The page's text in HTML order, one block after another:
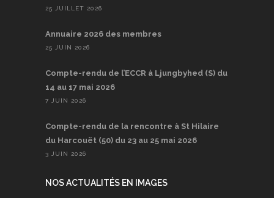
25 JUILLET 2026
Annuaire 2026 des membres
25 JUIN 2026
Compte-rendu de l’ECCR à Ljungbyhed (S) du
14 au 17 mai 2026
7 JUIN 2026
Compte-rendu de la rencontre à St Hilaire
du Harcouët (50) du 23 au 25 mai 2026
3 JUIN 2026
NOS ACTUALITÉS EN IMAGES